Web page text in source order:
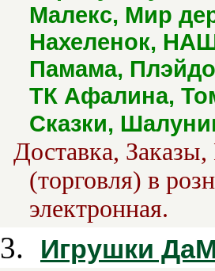
Малекс, Мир
Нахеленок,
Памама,
ТК Афалина,
Сказки,
Доставка,
(торговля) в
электронная.
3. Игрушки